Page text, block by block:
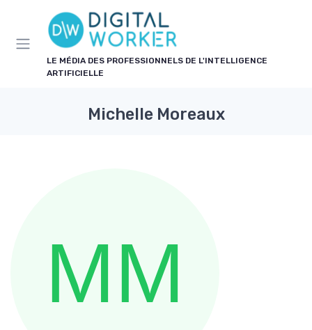
LE MÉDIA DES PROFESSIONNELS DE L'INTELLIGENCE
ARTIFICIELLE
Michelle Moreaux